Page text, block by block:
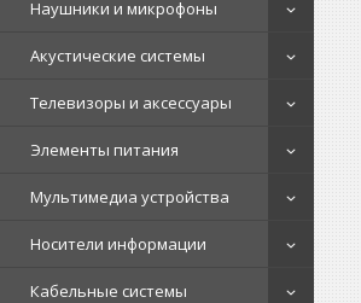
Наушники и микрофоны
Акустические системы
Телевизоры и аксессуары
Элементы питания
Мультимедиа устройства
Носители информации
Кабельные системы